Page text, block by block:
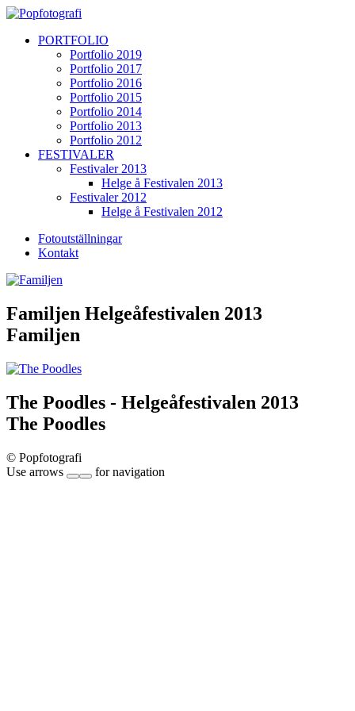
PORTFOLIO
Portfolio 2019
Portfolio 2017
Portfolio 2016
Portfolio 2015
Portfolio 2014
Portfolio 2013
Portfolio 2012
FESTIVALER
Festivaler 2013
Helge å Festivalen 2013
Festivaler 2012
Helge å Festivalen 2012
Fotoutställningar
Kontakt
Familjen Helgeåfestivalen 2013
Familjen
The Poodles - Helgeåfestivalen 2013
The Poodles
© Popfotografi
Use arrows
for navigation